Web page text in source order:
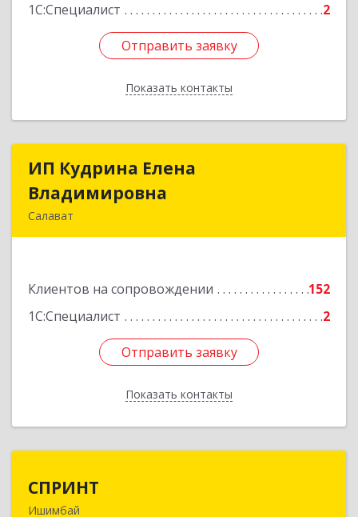
1С:Специалист
2
Отправить заявку
Показать контакты
Отправить заявку
Назад
ИП Кудрина Елена
Владимировна
Салават
Клиентов на сопровождении
152
1С:Специалист
2
Отправить заявку
Показать контакты
ИП Кудрина Елена
Подробнее
Отправить заявку
Назад
СПРИНТ
Ишимбай
453201, Башкортостан Респ, Ишимбайский р-н,